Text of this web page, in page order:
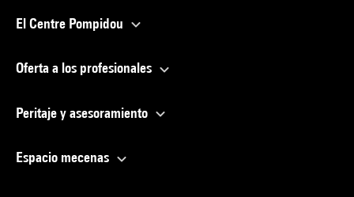
El Centre Pompidou
Oferta a los profesionales
Peritaje y asesoramiento
Espacio mecenas